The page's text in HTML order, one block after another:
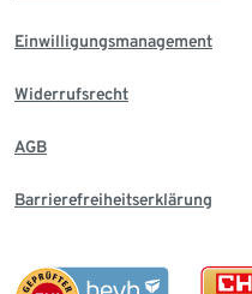
Einwilligungsmanagement
Widerrufsrecht
AGB
Barrierefreiheitserklärung